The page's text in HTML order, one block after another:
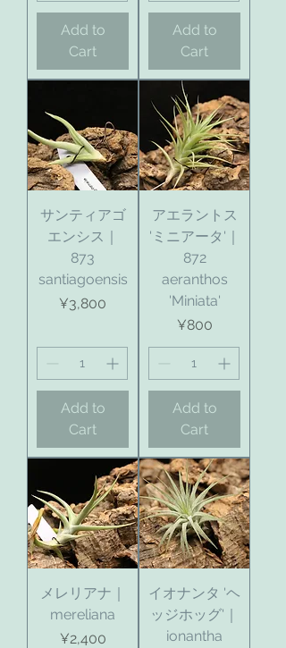
Add to
Cart
Add to
Cart
サンティアゴ
エンシス｜
873
santiagoensis
Price
¥3,800
Add to
Cart
アエラントス
'ミニアータ'｜
872
aeranthos
'Miniata'
Price
¥800
Add to
Cart
メレリアナ｜
mereliana
Price
¥2,400
イオナンタ 'ヘ
ッジホッグ'｜
ionantha